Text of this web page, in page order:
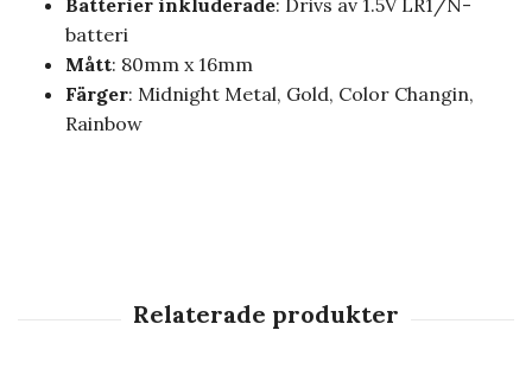
batteri
Mått: 80mm x 16mm
Färger: Midnight Metal, Gold, Color Changin,
Rainbow